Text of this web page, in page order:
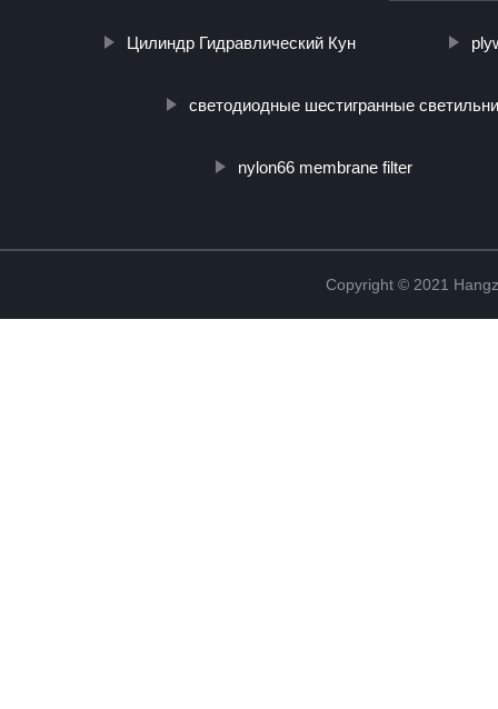
Цилиндр Гидравлический Кун
светодиодные шестигранные
nylon66 membrane filter
Copyright © 2021